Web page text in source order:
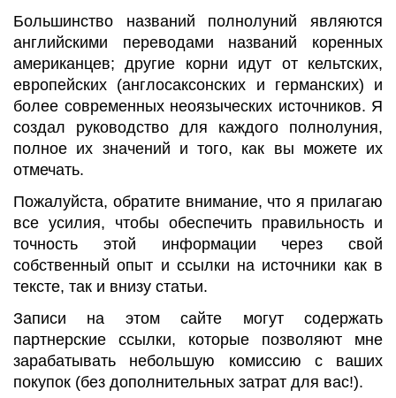
Большинство названий полнолуний являются
английскими переводами названий коренных
американцев; другие корни идут от кельтских,
европейских (англосаксонских и германских) и
более современных неоязыческих источников. Я
создал руководство для каждого полнолуния,
полное их значений и того, как вы можете их
отмечать.
Пожалуйста, обратите внимание, что я прилагаю
все усилия, чтобы обеспечить правильность и
точность этой информации через свой
собственный опыт и ссылки на источники как в
тексте, так и внизу статьи.
Записи на этом сайте могут содержать
партнерские ссылки, которые позволяют мне
зарабатывать небольшую комиссию с ваших
покупок (без дополнительных затрат для вас!).